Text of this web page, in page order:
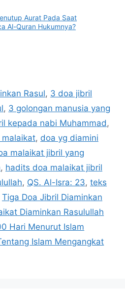
Aurat Pada Saat
Al-Quran Hukumnya?
Rasul, 3 doa jibril
, 3 golongan manusia yang
kepada nabi Muhammad ,
, doa yg diamini
malaikat jibril yang
, hadits doa malaikat jibril
, QS. Al-Isra: 23, teks
Tiga Doa Jibril Diaminkan
Diaminkan Rasulullah
Hari Menurut Islam
Islam Mengangkat